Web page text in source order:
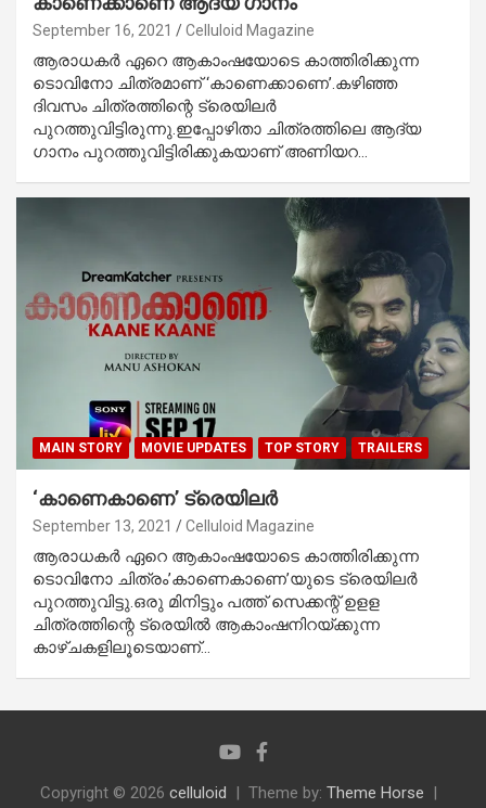
September 16, 2021 Celluloid Magazine
ആരാധകര്‍ ഏറെ ആകാംഷയോടെ കാത്തിരിക്കുന്ന
ടൊവിനോ ചിത്രമാണ് ‘കാണെക്കാണെ’.കഴിഞ്ഞ
ദിവസം ചിത്രത്തിന്റെ ട്രെയിലര്‍
പുറത്തുവിട്ടിരുന്നു.ഇപ്പോഴിതാ ചിത്രത്തിലെ ആദ്യ
ഗാനം പുറത്തുവിട്ടിരിക്കുകയാണ് അണിയറ…
MAIN STORY MOVIE UPDATES TOP STORY TRAILERS
‘കാണെകാണെ’ ട്രെയിലര്‍
September 13, 2021 Celluloid Magazine
ആരാധകര്‍ ഏറെ ആകാംഷയോടെ കാത്തിരിക്കുന്ന
ടൊവിനോ ചിത്രം’കാണെകാണെ’യുടെ ട്രെയിലര്‍
പുറത്തുവിട്ടു.ഒരു മിനിട്ടും പത്ത് സെക്കന്റ് ഉളള
ചിത്രത്തിന്റെ ട്രെയില്‍ ആകാംഷനിറയ്ക്കുന്ന
കാഴ്ചകളിലൂടെയാണ്…
Copyright © 2026 celluloid Theme by: Theme Horse